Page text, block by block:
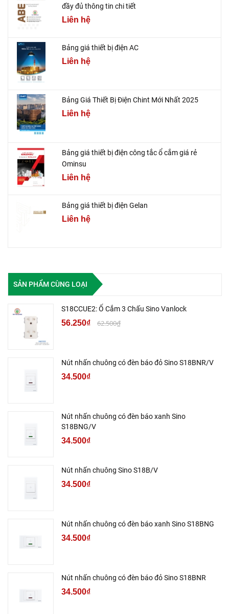
đầy đủ thông tin chi tiết
Liên hệ
Bảng giá thiết bị điện AC
Liên hệ
Bảng Giá Thiết Bị Điện Chint Mới Nhất 2025
Liên hệ
Bảng giá thiết bị điện công tắc ổ cắm giá rẻ
Ominsu
Liên hệ
Bảng giá thiết bị điện Gelan
Liên hệ
SẢN PHẨM CÙNG LOẠI
S18CCUE2: Ổ Cắm 3 Chấu Sino Vanlock
56.250₫ 62.500₫
Nút nhấn chuông có đèn báo đỏ Sino S18BNR/V
34.500₫
Nút nhấn chuông có đèn báo xanh Sino
S18BNG/V
34.500₫
Nút nhấn chuông Sino S18B/V
34.500₫
Nút nhấn chuông có đèn báo xanh Sino S18BNG
34.500₫
Nút nhấn chuông có đèn báo đỏ Sino S18BNR
34.500₫